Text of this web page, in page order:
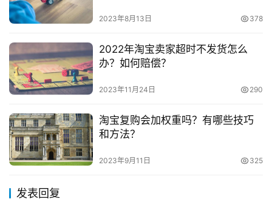
推荐阅读：
淘宝直播浮现权限怎么开通?达人浮现权怎么开通?
淘宝直播浮现权在哪看?怎么看自己有没有浮现权?
本文来自投稿，不代表早谈创业网立场，作者：欧阳, 微澜，如
若转载，请注明出处：
2023年8月13日 378
2022年淘宝卖家超时不发货怎么
办？如何赔偿？
2023年11月24日 290
淘宝复购会加权重吗？有哪些技巧
和方法？
2023年9月11日 325
发表回复